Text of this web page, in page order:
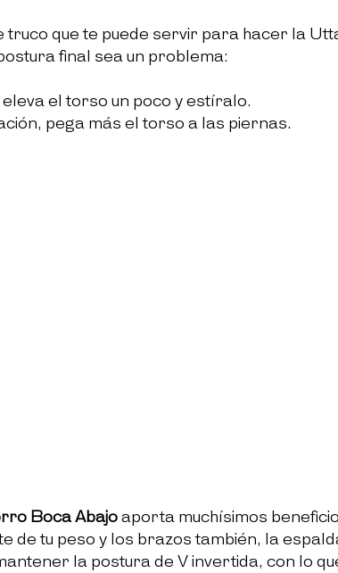
truco que te puede servir para hacer la
final sea un problema:
el torso un poco y estíralo.
pega más el torso a las piernas.
Boca Abajoaporta muchísimos
de tu peso y los brazos también, la
la postura de V invertida, con lo